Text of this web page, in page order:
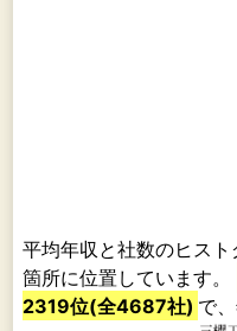
平均年収と社数のヒス
箇所に位置しています。
2319位(全4687社) で